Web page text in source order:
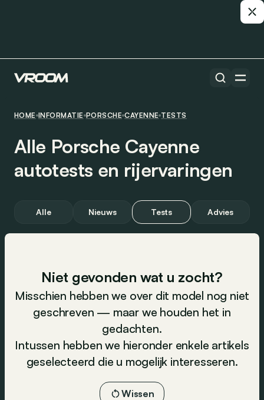
HOME INFORMATIE PORSCHE CAYENNE TESTS
Alle Porsche Cayenne
autotests en rijervaringen
Alle Nieuws Tests Advies
Niet gevonden wat u zocht?
Misschien hebben we over dit model nog niet
geschreven — maar we houden het in
gedachten.
Intussen hebben we hieronder enkele artikels
geselecteerd die u mogelijk interesseren.
Wissen